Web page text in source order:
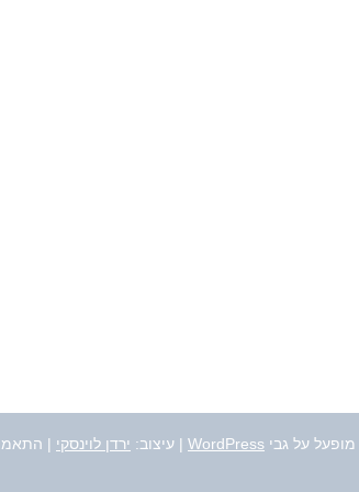
מופעל על גבי WordPress
| עיצוב: ירדן לוינסקי |